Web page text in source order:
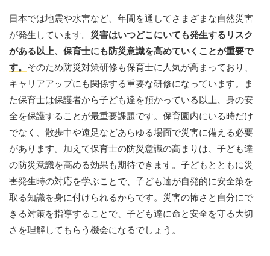
日本では地震や水害など、年間を通してさまざまな自然災害
が発生しています。 災害はいつどこにいても発生するリスク
がある以上、保育士にも防災意識を高めていくことが重要で
す。 そのため防災対策研修も保育士に人気が高まっており、
キャリアアップにも関係する重要な研修になっています。ま
た保育士は保護者から子ども達を預かっている以上、身の安
全を保護することが最重要課題です。保育園内にいる時だけ
でなく、散歩中や遠足などあらゆる場面で災害に備える必要
があります。加えて保育士の防災意識の高まりは、子ども達
の防災意識を高める効果も期待できます。子どもとともに災
害発生時の対応を学ぶことで、子ども達が自発的に安全策を
取る知識を身に付けられるからです。災害の怖さと自分にで
きる対策を指導することで、子ども達に命と安全を守る大切
さを理解してもらう機会になるでしょう。